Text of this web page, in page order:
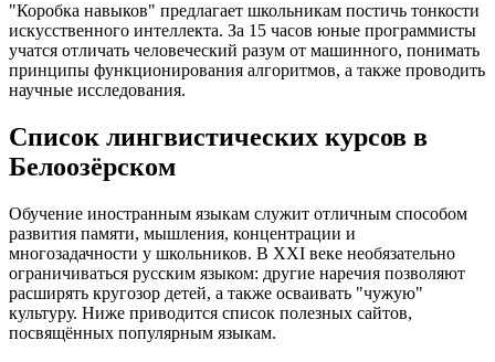
"Коробка навыков" предлагает школьникам постичь тонкости
искусственного интеллекта. За 15 часов юные программисты
учатся отличать человеческий разум от машинного, понимать
принципы функционирования алгоритмов, а также проводить
научные исследования.
Список лингвистических курсов в
Белоозёрском
Обучение иностранным языкам служит отличным способом
развития памяти, мышления, концентрации и
многозадачности у школьников. В XXI веке необязательно
ограничиваться русским языком: другие наречия позволяют
расширять кругозор детей, а также осваивать "чужую"
культуру. Ниже приводится список полезных сайтов,
посвящённых популярным языкам.